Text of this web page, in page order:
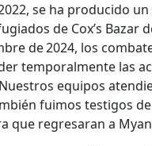
se ha producido
de Cox’s
de 2024, los
temporalmente las
equipos
fuimos testigos
que regresaran a